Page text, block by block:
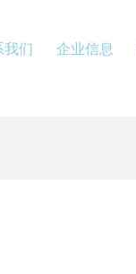
我们 企业信息